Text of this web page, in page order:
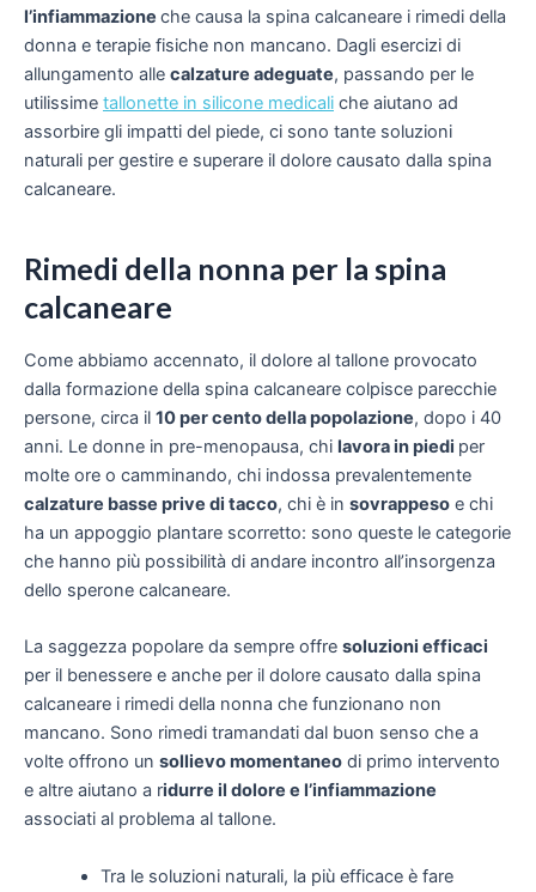
l’infiammazione che causa la spina calcaneare i rimedi della
donna e terapie fisiche non mancano. Dagli esercizi di
allungamento alle calzature adeguate, passando per le
utilissime tallonette in silicone medicali che aiutano ad
assorbire gli impatti del piede, ci sono tante soluzioni
naturali per gestire e superare il dolore causato dalla spina
calcaneare.
Rimedi della nonna per la spina
calcaneare
Come abbiamo accennato, il dolore al tallone provocato
dalla formazione della spina calcaneare colpisce parecchie
persone, circa il 10 per cento della popolazione, dopo i 40
anni. Le donne in pre-menopausa, chi lavora in piedi per
molte ore o camminando, chi indossa prevalentemente
calzature basse prive di tacco, chi è in sovrappeso e chi
ha un appoggio plantare scorretto: sono queste le categorie
che hanno più possibilità di andare incontro all’insorgenza
dello sperone calcaneare.
La saggezza popolare da sempre offre soluzioni efficaci
per il benessere e anche per il dolore causato dalla spina
calcaneare i rimedi della nonna che funzionano non
mancano. Sono rimedi tramandati dal buon senso che a
volte offrono un sollievo momentaneo di primo intervento
e altre aiutano a ridurre il dolore e l’infiammazione
associati al problema al tallone.
Tra le soluzioni naturali, la più efficace è fare